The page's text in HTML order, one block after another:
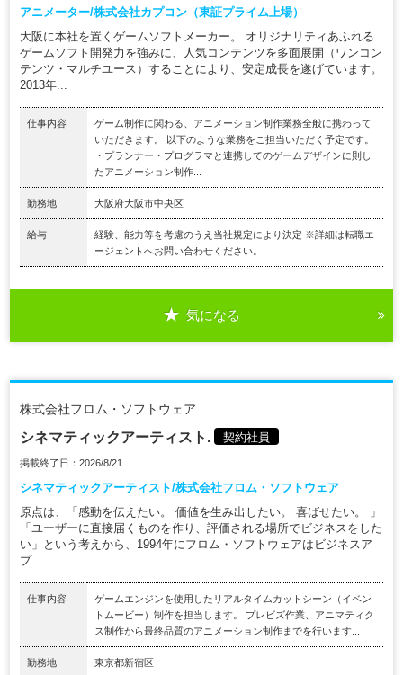
アニメーター/株式会社カプコン（東証プライム上場）
大阪に本社を置くゲームソフトメーカー。 オリジナリティあふれる
ゲームソフト開発力を強みに、人気コンテンツを多面展開（ワンコン
テンツ・マルチユース）することにより、安定成長を遂げています。
2013年...
仕事内容
ゲーム制作に関わる、アニメーション制作業務全般に携わって
いただきます。 以下のような業務をご担当いただく予定です。
・プランナー・プログラマと連携してのゲームデザインに則し
たアニメーション制作...
勤務地 大阪府大阪市中央区
給与
経験、能力等を考慮のうえ当社規定により決定 ※詳細は転職エ
ージェントへお問い合わせください。
気になる
株式会社フロム・ソフトウェア
シネマティックアーティスト. 契約社員
掲載終了日：2026/8/21
シネマティックアーティスト/株式会社フロム・ソフトウェア
原点は、「感動を伝えたい。 価値を生み出したい。 喜ばせたい。 」
「ユーザーに直接届くものを作り、評価される場所でビジネスをした
い」という考えから、1994年にフロム・ソフトウェアはビジネスア
プ...
仕事内容
ゲームエンジンを使用したリアルタイムカットシーン（イベン
トムービー）制作を担当します。 プレビズ作業、アニマティク
ス制作から最終品質のアニメーション制作までを行います...
勤務地 東京都新宿区